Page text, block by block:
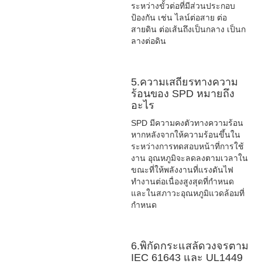
ระหว่างขั้วต่อที่มีส่วนประกอบ
ป้องกัน เช่น ไลน์ต่อสาย ต่อ
สายดิน ต่อเส้นถึงเป็นกลาง เป็นก
ลางต่อดิน
5.ความเสถียรทางความ
ร้อนของ SPD หมายถึง
อะไร
SPD มีความคงตัวทางความร้อน
หากหลังจากให้ความร้อนขึ้นใน
ระหว่างการทดสอบหน้าที่การใช้
งาน อุณหภูมิจะลดลงตามเวลาใน
ขณะที่ให้พลังงานที่แรงดันไฟ
ทำงานต่อเนื่องสูงสุดที่กำหนด
และในสภาวะอุณหภูมิแวดล้อมที่
กำหนด
6.พิกัดกระแสลัดวงจรตาม
IEC 61643 และ UL1449